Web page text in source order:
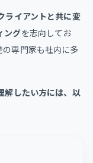
ライアントと共に変
ングを志向してお
の専門家も社内に多
解したい方には、以